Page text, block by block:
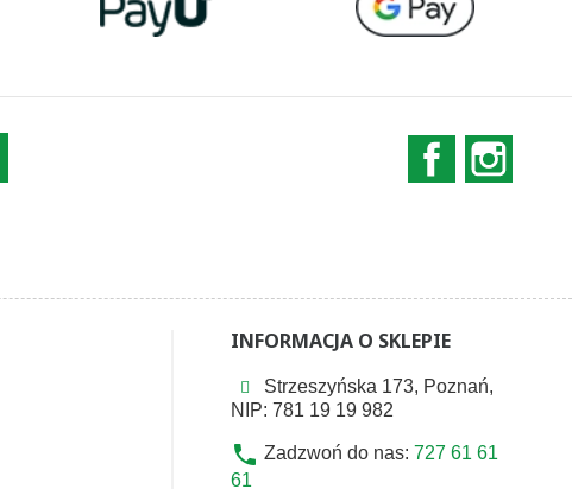
Facebook
INFORMACJA O SKLEPIE
Strzeszyńska 173, Poznań,
NIP: 781 19 19 982
phone Zadzwoń do nas: 727 61 61
61